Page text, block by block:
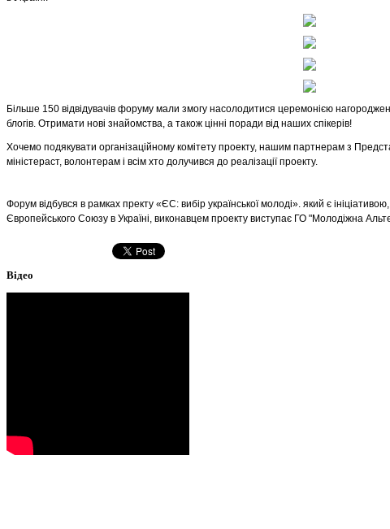
Більше 150 відвідувачів форуму мали змогу насолодитися церемонією
блогів. Отримати нові знайомства, а також цінні поради від наших спікерів!
Хочемо подякувати організаційному комітету проекту, нашим партнерам з
міністераст, волонтерам і всім хто долучився до реалізації проекту.
Форум відбувся в рамках пректу «ЄС: вибір української молоді». який є
Європейського Союзу в Україні, виконавцем проекту виступає ГО "Молодіжна
Відео